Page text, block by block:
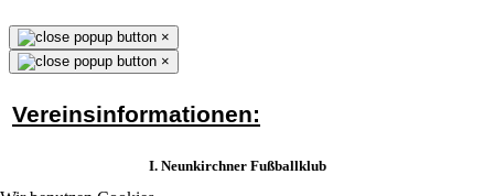
×
×
Vereinsinformationen:
I. Neunkirchner Fußballklub